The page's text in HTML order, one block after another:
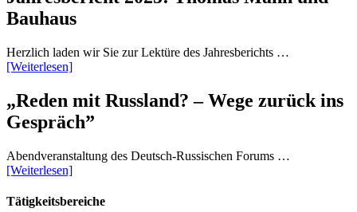
Bauhaus
Herzlich laden wir Sie zur Lektüre des Jahresberichts …
[Weiterlesen]
„Reden mit Russland? – Wege zurück ins
Gespräch”
Abendveranstaltung des Deutsch-Russischen Forums …
[Weiterlesen]
Tätigkeitsbereiche